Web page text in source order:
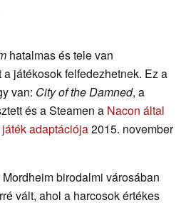
hatalmas és tele van
játékosok felfedezhetnek. Ez a
van: City of the Damned, a
és a Steamen a Nacon által
adaptációja2015. november
birodalmi városában
vált, ahol a harcosok értékes